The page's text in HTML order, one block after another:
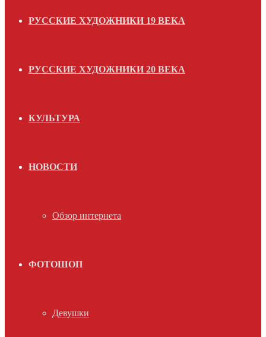
РУССКИЕ ХУДОЖНИКИ 19 ВЕКА
РУССКИЕ ХУДОЖНИКИ 20 ВЕКА
КУЛЬТУРА
НОВОСТИ
Обзор интернета
ФОТОШОП
Девушки